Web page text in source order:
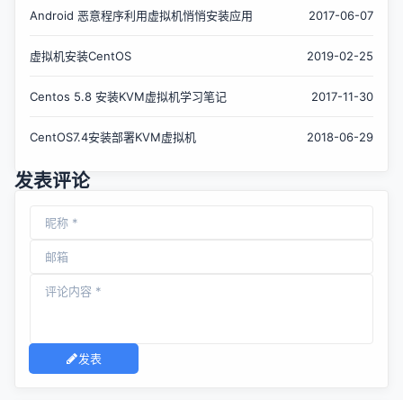
Android 恶意程序利用虚拟机悄悄安装应用 2017-06-07
虚拟机安装CentOS 2019-02-25
Centos 5.8 安装KVM虚拟机学习笔记 2017-11-30
CentOS7.4安装部署KVM虚拟机 2018-06-29
发表评论
发表